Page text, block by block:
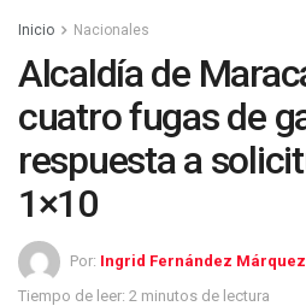
Inicio Nacionales
Alcaldía de
cuatro fugas de
respuesta a
1×10
Por: Ingrid Fernández Márquez
Tiempo de leer: 2 minutos de lectura